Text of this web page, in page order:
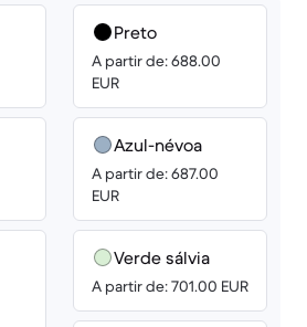
Preto
A partir de: 688.00
EUR
Azul-névoa
A partir de: 687.00
EUR
Verde sálvia
A partir de: 701.00 EUR